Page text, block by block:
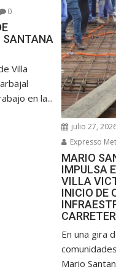
0
SANTANA
Villa
en la...
julio 27,
Expresso
MARIO
IMPULSA
VILLA
INICIO DE
En una gira
Mario